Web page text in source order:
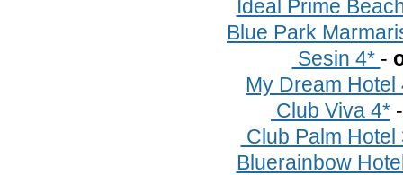
Ideal Prime
Blue Park
Sesin 4* -
My Dream
Club Viva 4*
Club Palm
Bluerainbow